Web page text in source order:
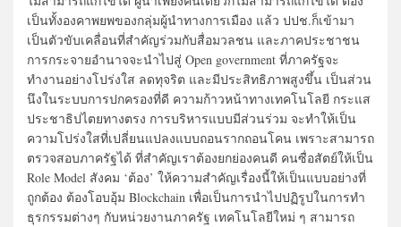
เป็นทั้งองคาพยพของกลุ่มผู้นำทางการเมือง แล้ว ปปช.ก็เข้ามา
เป็นตัวขับเคลื่อนที่สำคัญร่วมกับสื่อมวลชน และภาคประชาชน
การกระจายอำนาจจะนำไปสู่ Open government ที่ภาครัฐจะ
ทำงานอย่างโปร่งใส ลดทุจริต และมีประสิทธิภาพสูงขึ้น เป็นส่วน
นึงในระบบการปกครองที่ดี ความก้าวหน้าทางเทคโนโลยี กระแส
ประชาธิปไตยทางตรง การบริหารแบบมีส่วนร่วม จะทำให้เป็น
ความโปร่งใสที่เปลี่ยนแปลงแบบถอนรากถอนโคน เพราะสามารถ
ตรวจสอบภาครัฐได้ ที่สำคัญเราต้องยกย่องคนดี คนซื่อสัตย์ให้เป็น
Role Model สังคม ‘ต้อง’ ให้ความสำคัญเรื่องนี้ให้เป็นแบบอย่างที่
ถูกต้อง ต้องโอบอุ้ม Blockchain เพื่อเป็นการนำไปปฏิรูปในการทำ
ธุรกรรมต่างๆ กับหน่วยงานภาครัฐ เทคโนโลยีใหม่ ๆ สามารถ